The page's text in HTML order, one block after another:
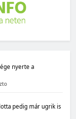
nyerte a
pedig már ugrik is